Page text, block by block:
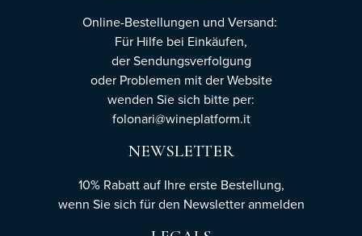
Online-Bestellungen und Versand:
Für Hilfe bei Einkäufen,
der Sendungsverfolgung
oder Problemen mit der Website
wenden Sie sich bitte per:
folonari@wineplatform.it
NEWSLETTER
10% Rabatt auf Ihre erste Bestellung,
wenn Sie sich für den Newsletteranmelden